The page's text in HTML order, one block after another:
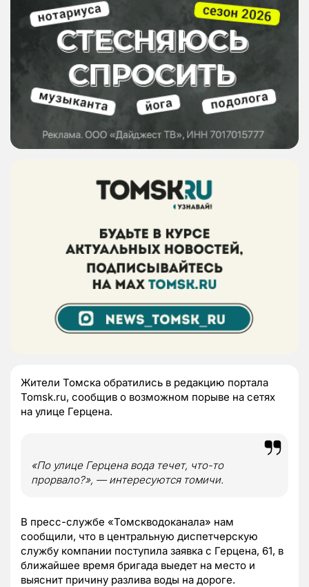
Жители Томска обратились в редакцию портала
Tomsk.ru, сообщив о возможном порыве на сетях
на улице Герцена.
«По улице Герцена вода течет, что-то
прорвало?», — интересуются томичи.
В пресс-службе «Томскводоканала» нам
сообщили, что в центральную диспетчерскую
службу компании поступила заявка с Герцена, 61, в
ближайшее время бригада выедет на место и
выяснит причину разлива воды на дороге.